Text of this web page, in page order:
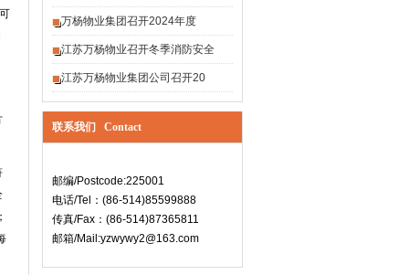
万杨物业集团召开2024年度
江苏万杨物业召开冬季消防安全
江苏万杨物业集团公司召开20
联系我们 Contact
邮编/Postcode:225001
电话/Tel：(86-514)85599888
传真/Fax：(86-514)87365811
邮箱/Mail:yzwywy2@163.com